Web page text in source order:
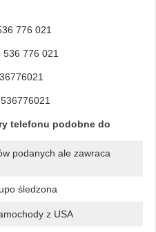
776 021
536 776 021
telefonu podobne do
podanych ale zawraca
śledzona
z USA